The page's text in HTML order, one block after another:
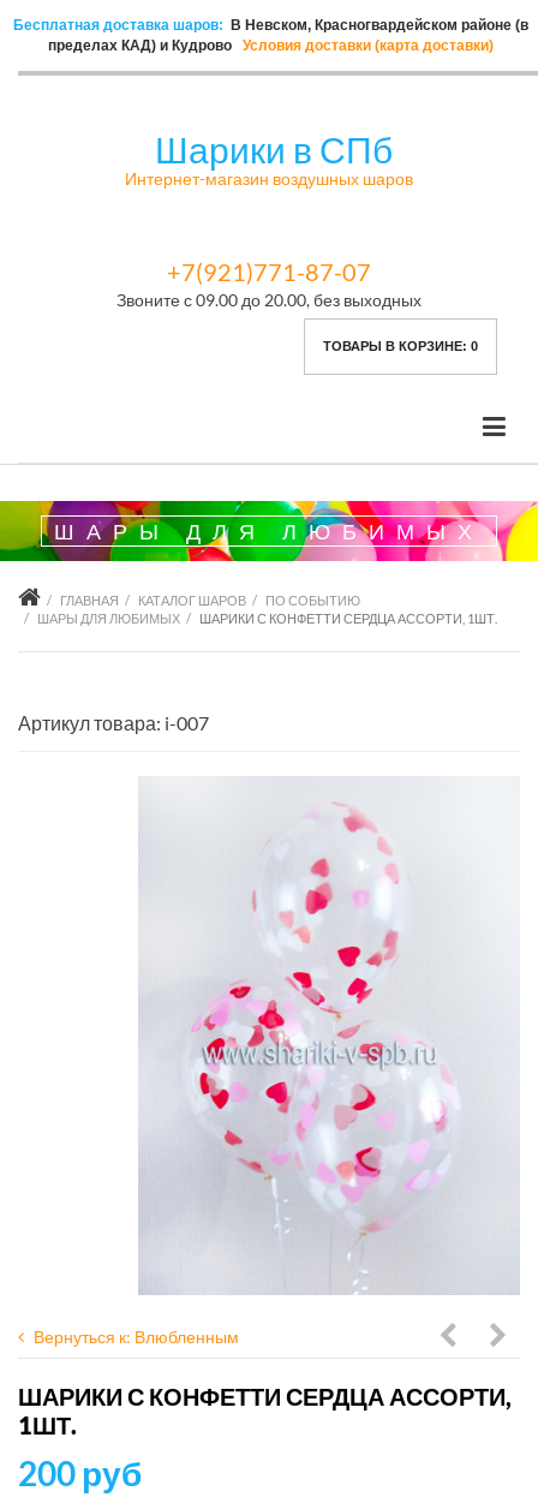
Бесплатная доставка шаров:
В Невском, Красногвардейском районе (в
пределах КАД) и Кудрово
Условия доставки (карта доставки)
Шарики в СПб
Интернет-магазин воздушных шаров
+7(921)771-87-07
Звоните с 09.00 до 20.00, без выходных
ТОВАРЫ В КОРЗИНЕ: 0
ШАРЫ ДЛЯ ЛЮБИМЫХ
ГЛАВНАЯ КАТАЛОГ ШАРОВ
ПО СОБЫТИЮ
ШАРЫ ДЛЯ ЛЮБИМЫХ
ШАРИКИ С КОНФЕТТИ СЕРДЦА АССОРТИ, 1ШТ.
Артикул товара: i-007
Вернуться к: Влюбленным
ШАРИКИ С КОНФЕТТИ СЕРДЦА АССОРТИ,
1ШТ.
200 руб